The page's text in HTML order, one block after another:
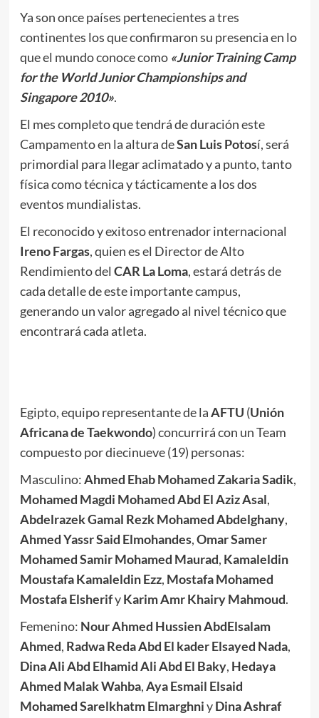
Ya son once países pertenecientes a tres
continentes los que confirmaron su presencia en lo
que el mundo conoce como«Junior Training Camp
for the World Junior Championships and
Singapore 2010».
El mes completo que tendrá de duración este
Campamento en la altura deSan Luis Potosí, será
primordial para llegar aclimatado y a punto, tanto
física como técnica y tácticamente a los dos
eventos mundialistas.
El reconocido y exitoso entrenador internacional
Ireno Fargas, quien es el Director de Alto
Rendimiento del CAR La Loma, estará detrás de
cada detalle de este importante campus,
generando un valor agregado al nivel técnico que
encontrará cada atleta.
Egipto, equipo representante de laAFTU (Unión
Africana de Taekwondo) concurrirá con un Team
compuesto por diecinueve (19) personas:
Masculino:Ahmed Ehab Mohamed Zakaria Sadik,
Mohamed Magdi Mohamed Abd El Aziz Asal,
Abdelrazek Gamal Rezk Mohamed Abdelghany,
Ahmed Yassr Said Elmohandes,Omar Samer
Mohamed Samir Mohamed Maurad, Kamaleldin
Moustafa Kamaleldin Ezz, Mostafa Mohamed
Mostafa ElsherifyKarim Amr Khairy Mahmoud.
Femenino: Nour Ahmed Hussien AbdElsalam
Ahmed, Radwa Reda Abd El kader Elsayed Nada,
Dina Ali Abd Elhamid Ali Abd El Baky, Hedaya
Ahmed Malak Wahba,Aya Esmail Elsaid
Mohamed Sarelkhatm ElmarghniyDina Ashraf